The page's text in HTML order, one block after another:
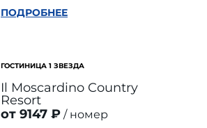
ПОДРОБНЕЕ
ГОСТИНИЦА 1 ЗВЕЗДА
Il Moscardino Country
Resort
от 9147 ₽
номер